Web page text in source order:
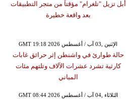
أبل تزيل "تلغرام" مؤقتاً من متجر التطبيقات
بعد واقعة خطيرة
GMT 19:18 2026 الإثنين ,03 آب / أغسطس
حالة طوارئ في واشنطن إثر حرائق غابات
كارثية تشرد عشرات الآلاف وتلتهم مئات
المباني
GMT 08:44 2026 الثلاثاء ,04 آب / أغسطس